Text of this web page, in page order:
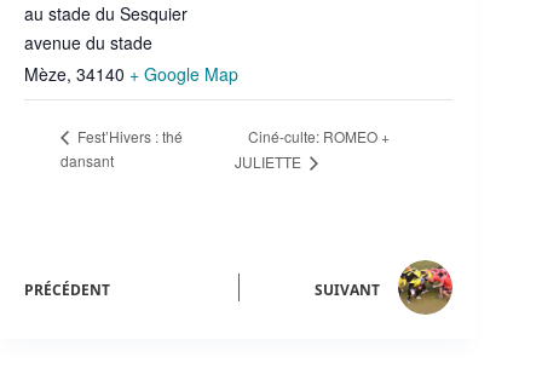
au stade du Sesquier
avenue du stade
Mèze, 34140 + Google Map
Fest’Hivers : thé
dansant
Ciné-culte: ROMEO +
JULIETTE
PRÉCÉDENT SUIVANT